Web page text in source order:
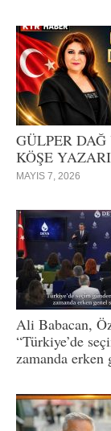
GÜLPER
KÖŞE
MAYIS 7, 2026
Ali Babacan,
“Türkiye’de
zamanda erken